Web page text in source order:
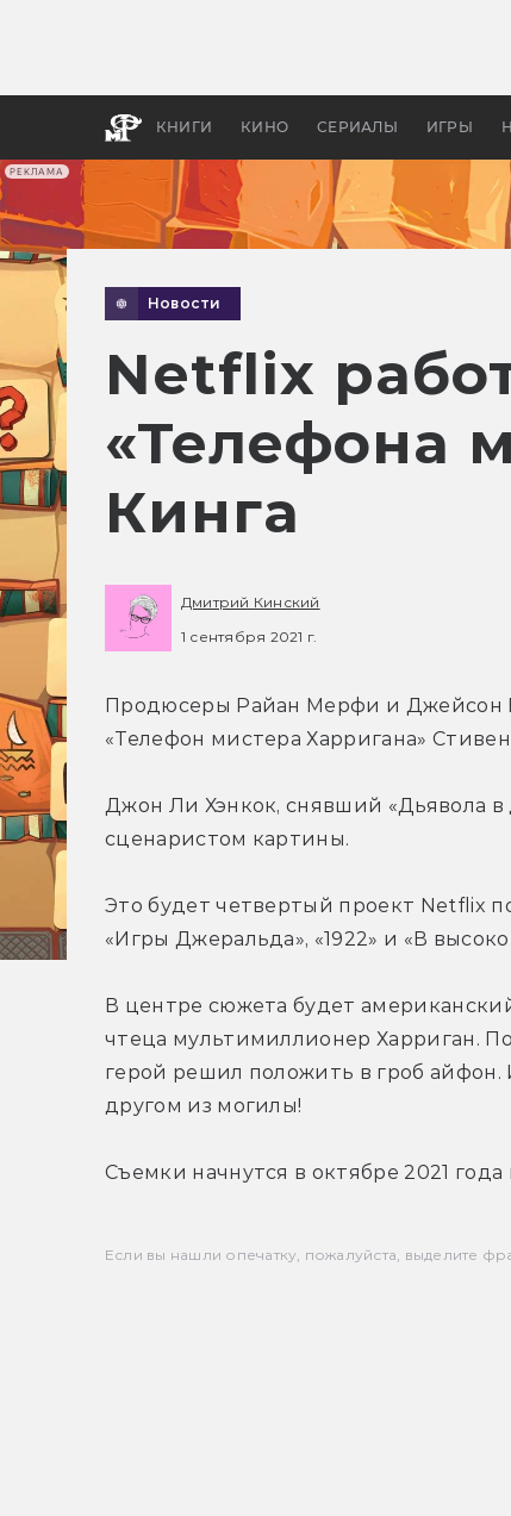
РЕКЛАМА
КНИГИ КИНО СЕРИАЛЫ ИГРЫ
Новости
Netflix
«Телефона
Кинга
Дмитрий Кинский
1 сентября 2021 г.
Продюсеры Райан Мерфи и Джейсон
«Телефон мистера Харригана»
Джон Ли Хэнкок, снявший «Дьявола в
сценаристом картины.
Это будет четвертый проект Netflix
«Игры Джеральда», «1922» и «В
В центре сюжета будет
чтеца мультимиллионер Харриган.
герой решил положить в гроб айфон.
другом из могилы!
Съемки начнутся в октябре 2021
Если вы нашли опечатку, пожалуйста, выделите